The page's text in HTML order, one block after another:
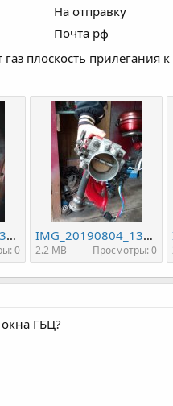
На отправку
Почта рф
газ плоскость
IMG_20190804_133508.jpg
0
IMG_20190804_133420.jpg
2.2 MB Просмотры: 0
ГБЦ?